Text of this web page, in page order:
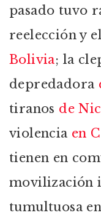
pasado tuvo
reelección y
Bolivia; la
depredadora
tiranos de
violencia en
tienen en
movilización
tumultuosa